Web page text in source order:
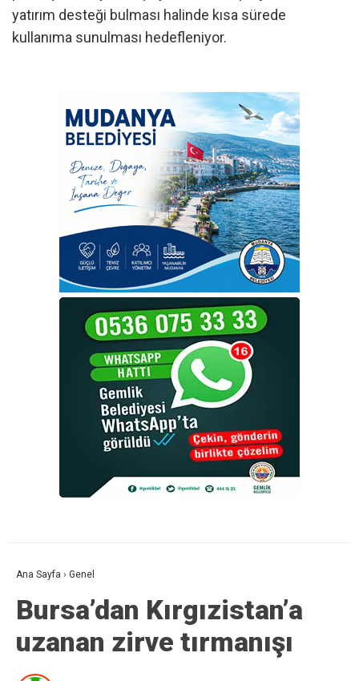
yatırım desteği bulması halinde kısa sürede
kullanıma sunulması hedefleniyor.
Ana Sayfa › Genel
Bursa’dan Kırgızistan’a
uzanan zirve tırmanışı